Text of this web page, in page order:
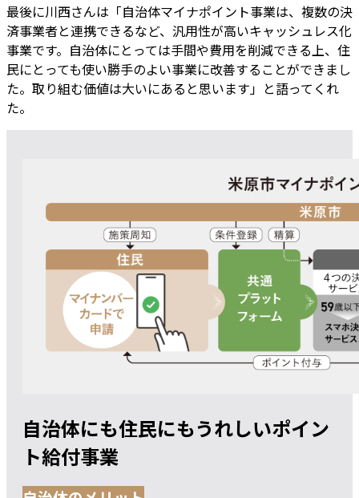
最後に川西さんは「自治体マイナポイント事業は、複数の決
済事業者と連携できるなど、汎用性が高いキャッシュレス化
事業です。自治体にとっては手間や費用を削減できる上、住
民にとっても使い勝手のよい事業に改善することができまし
た。取り組む価値は大いにあると思います」と語ってくれ
た。
自治体にも住民にもうれしいポイン
ト給付事業